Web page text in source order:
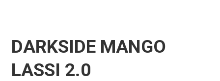
DARKSIDE MANGO
LASSI 2.0